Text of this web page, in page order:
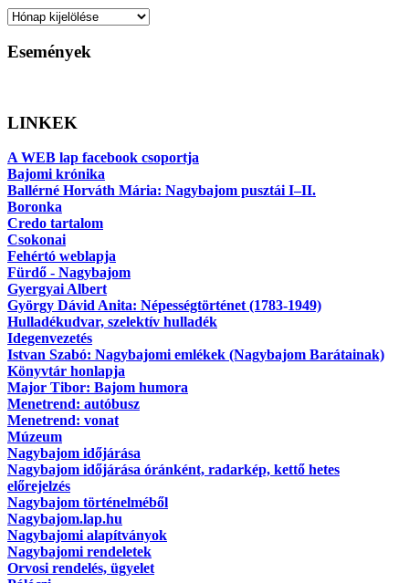
Archívum
Események
LINKEK
A WEB lap facebook csoportja
Bajomi krónika
Ballérné Horváth Mária: Nagybajom pusztái I–II.
Boronka
Credo tartalom
Csokonai
Fehértó weblapja
Fürdő - Nagybajom
Gyergyai Albert
György Dávid Anita: Népességtörténet (1783-1949)
Hulladékudvar, szelektív hulladék
Idegenvezetés
Istvan Szabó: Nagybajomi emlékek (Nagybajom Barátainak)
Könyvtár honlapja
Major Tibor: Bajom humora
Menetrend: autóbusz
Menetrend: vonat
Múzeum
Nagybajom időjárása
Nagybajom időjárása óránként, radarkép, kettő hetes
előrejelzés
Nagybajom történelméből
Nagybajom.lap.hu
Nagybajomi alapítványok
Nagybajomi rendeletek
Orvosi rendelés, ügyelet